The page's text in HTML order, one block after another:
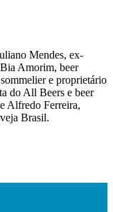
Mendes, ex-
Amorim, beer
e proprietário
do All Beers e beer
Alfredo Ferreira,
Brasil.